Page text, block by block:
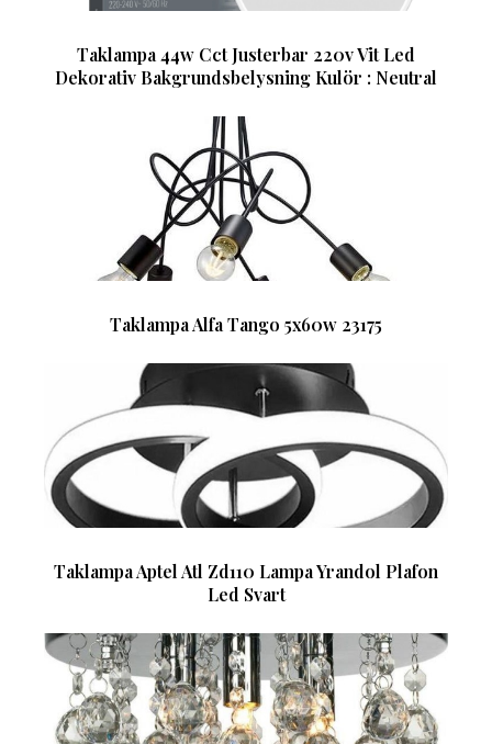
Taklampa 44w Cct Justerbar 220v Vit Led
Dekorativ Bakgrundsbelysning Kulör : Neutral
Taklampa Alfa Tango 5x60w 23175
Taklampa Aptel Atl Zd110 Lampa Yrandol Plafon
Led Svart